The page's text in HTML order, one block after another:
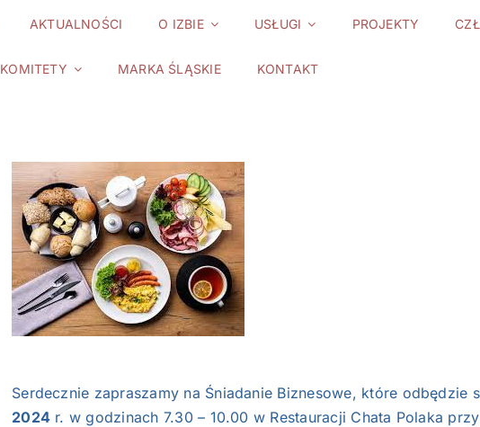
AKTUALNOŚCI O IZBIE USŁUGI PROJEKTY
KOMITETY MARKA ŚLĄSKIE KONTAKT
Serdecznie zapraszamy na Śniadanie Biznesowe, które odbędzie
2024 r. w godzinach 7.30 – 10.00 w Restauracji Chata Polaka przy